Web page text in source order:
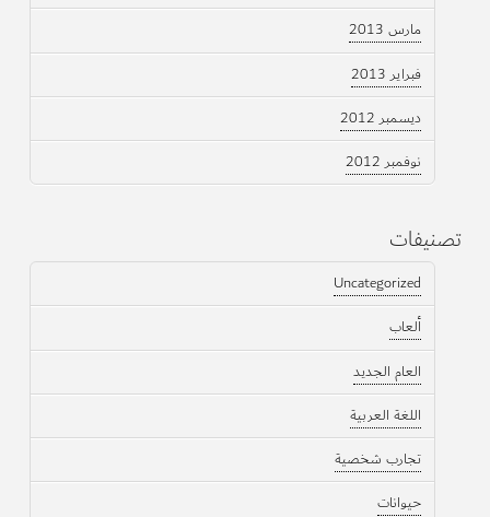
مارس 2013
فبراير 2013
ديسمبر 2012
نوفمبر 2012
تصنيفات
Uncategorized
ألعاب
العام الجديد
اللغة العربية
تجارب شخصية
حيوانات